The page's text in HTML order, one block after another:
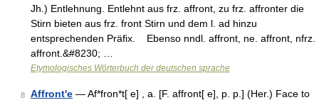
Jh.) Entlehnung. Entlehnt aus frz. affront, zu frz. affronter die
Stirn bieten aus frz. front Stirn und dem l. ad hinzu
entsprechenden Präfix. Ebenso nndl. affront, ne. affront, nfrz.
affront.&#8230; …
Etymologisches Wörterbuch der deutschen sprache
8 Affront'e — Af*fron*t[ e] , a. [F. affront[ e], p. p.] (Her.) Face to